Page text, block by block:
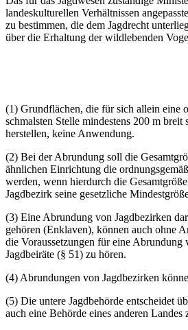
landeskulturellen Verhältnissen
zu bestimmen, die dem Jagdrecht
über die Erhaltung der wildlebenden
(1) Grundflächen, die für sich allein eine
schmalsten Stelle mindestens 200 m
herstellen, keine Anwendung.
(2) Bei der Abrundung soll die
ähnlichen Einrichtung die
werden, wenn hierdurch die
Jagdbezirk seine gesetzliche
(3) Eine Abrundung von Jagdbezirken
gehören (Enklaven), können auch ohne
die Voraussetzungen für eine
Jagdbeiräte (§ 51) zu hören.
(4) Abrundungen von Jagdbezirken
(5) Die untere Jagdbehörde entscheidet
auch eine Behörde eines anderen